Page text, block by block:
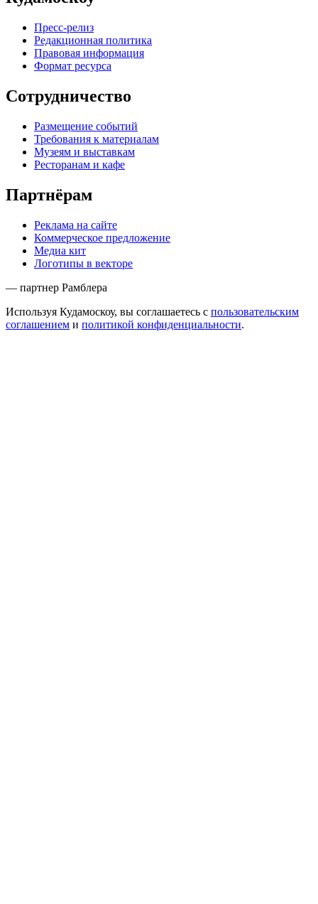
Пресс-релиз
Редакционная политика
Правовая информация
Формат ресурса
Сотрудничество
Размещение событий
Требования к материалам
Музеям и выставкам
Ресторанам и кафе
Партнёрам
Реклама на сайте
Коммерческое предложение
Медиа кит
Логотипы в векторе
— партнер Рамблера
Используя Кудамоскоу, вы соглашаетесь с пользовательским
соглашением и политикой конфиденциальности.